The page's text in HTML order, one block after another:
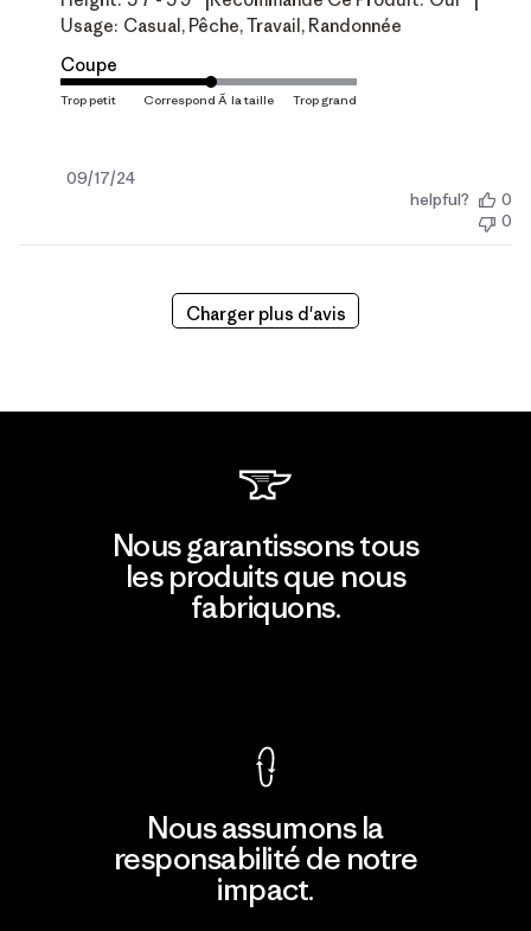
Usage: Casual, Pêche, Travail, Randonnée
Coupe
Date
09/17/24
helpful?
0
0
Charger plus d'avis
Nous garantissons tous
les produits que nous
fabriquons.
Nous assumons la
responsabilité de notre
impact.